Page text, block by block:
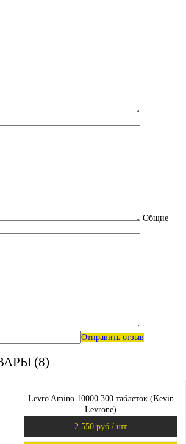
Общие
Отправить отзыв
(8)
Levro Amino 10000 300 таблеток (Kevin
Levrone)
2 550 руб. / шт